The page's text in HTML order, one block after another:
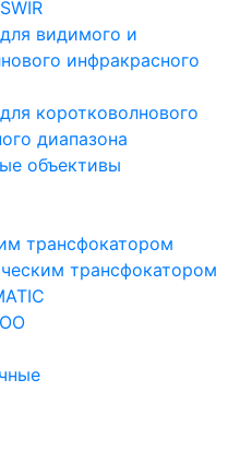
видимого и
инфракрасного
коротковолнового
диапазона
объективы
трансфокатором
трансфокатором